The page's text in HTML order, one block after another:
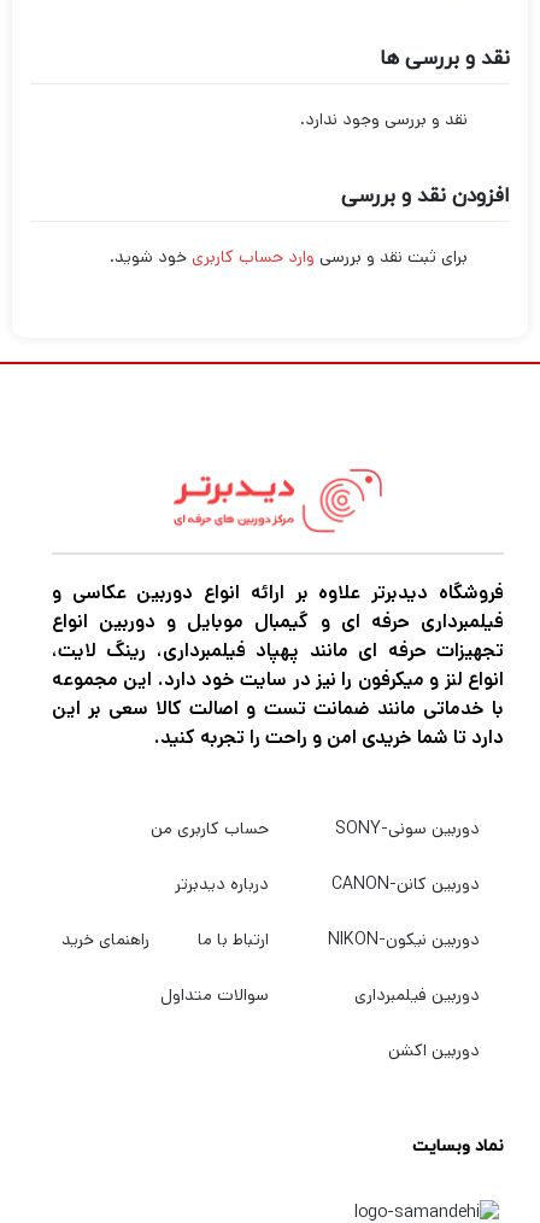
نقد و بررسی ها
نقد و بررسی وجود ندارد.
افزودن نقد و بررسی
برای ثبت نقد و بررسی وارد حساب کاربری خود شوید.
فروشگاه دیدبرتر علاوه بر ارائه انواع دوربین عکاسی و
فیلمبرداری حرفه ای و گیمبال موبایل و دوربین انواع
تجهیزات حرفه ای مانند پهپاد فیلمبرداری، رینگ لایت،
انواع لنز و میکرفون را نیز در سایت خود دارد. این مجموعه
با خدماتی مانند ضمانت تست و اصالت کالا سعی بر این
دارد تا شما خریدی امن و راحت را تجربه کنید.
دوربین سونی-SONY
دوربین کانن-CANON
دوربین نیکون-NIKON
دوربین فیلمبرداری
دوربین اکشن
حساب کاربری من
درباره دیدبرتر
ارتباط با ما راهنمای خرید
سوالات متداول
نماد وبسایت